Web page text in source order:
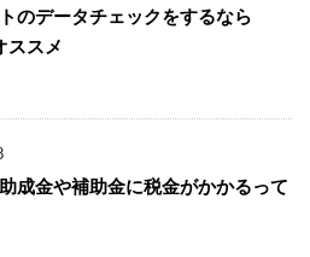
のデータチェックをするなら
ススメ
成金や補助金に税金がかかるって